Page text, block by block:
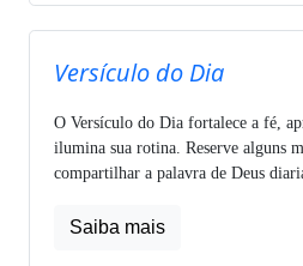
Versículo do Dia
O Versículo do Dia fortalece a fé,
ilumina sua rotina. Reserve alguns
compartilhar a palavra de Deus
Saiba mais